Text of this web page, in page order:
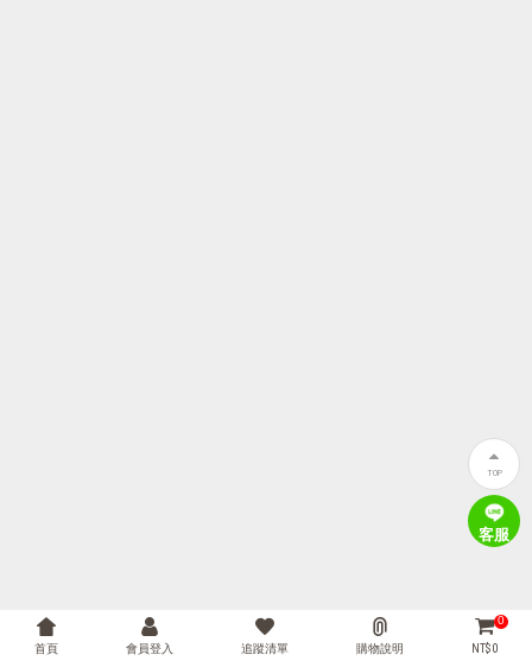
首頁 會員登入 追蹤清單 購物說明
0
NT$ 0
TOP
客服